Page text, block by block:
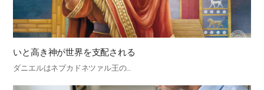
いと高き神が世界を支配される
ダニエルはネブカドネツァル王の…